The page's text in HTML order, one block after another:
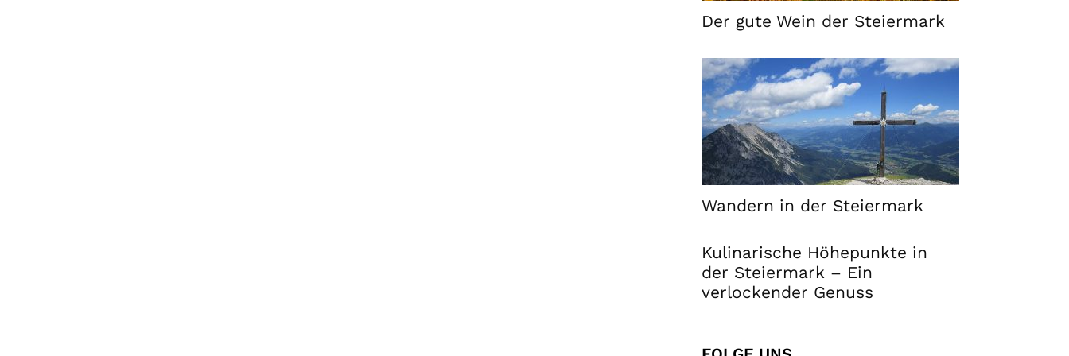
Der gute Wein der Steiermark
Wandern in der Steiermark
Kulinarische Höhepunkte in
der Steiermark – Ein
verlockender Genuss